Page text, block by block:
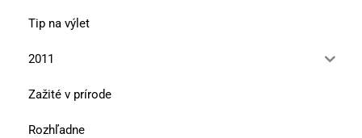
Tip na výlet
2011
Zažité v prírode
Rozhľadne